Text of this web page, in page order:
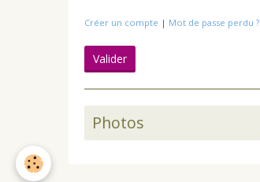
Créer un compte | Mot de passe perdu ?
Valider
Photos